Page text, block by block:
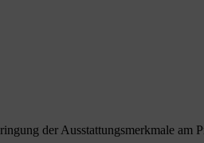
der Ausstattungsmerkmale